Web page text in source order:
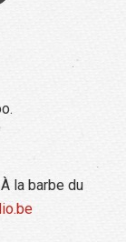
la barbe du